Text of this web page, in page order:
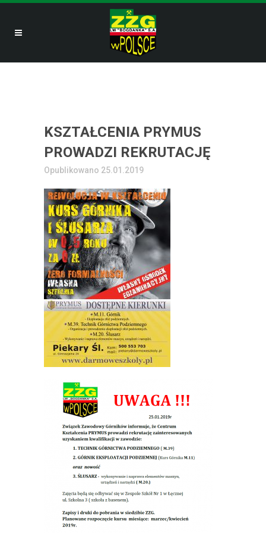
KSZTAŁCENIA PRYMUS
PROWADZI REKRUTACJĘ
Opublikowano 25.01.2019